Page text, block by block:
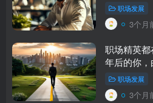
职场发展
3个月
职场精英
年后的你
职场发展
3个月